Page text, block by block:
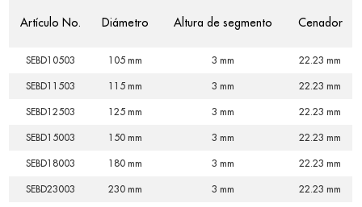
Artículo No. Diámetro Altura de segmento Cenador
SEBD10503 105 mm 3 mm 22.23 mm
SEBD11503 115 mm 3 mm 22.23 mm
SEBD12503 125 mm 3 mm 22.23 mm
SEBD15003 150 mm 3 mm 22.23 mm
SEBD18003 180 mm 3 mm 22.23 mm
SEBD23003 230 mm 3 mm 22.23 mm